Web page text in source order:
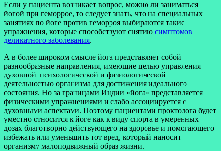
Если у пациента возникает вопрос, можно ли заниматься
йогой при геморрое, то следует знать, что на специальных
занятиях по йоге против геморроя выбираются такие
упражнения, которые способствуют снятию симптомов
деликатного заболевания.
А в более широком смысле йога представляет собой
разнообразные направления, имеющие целью управления
духовной, психологической и физиологической
деятельностью организма для достижения идеального
состояния. Но за границами Индии «йога» представляется
физическими упражнениями и слабо ассоциируется с
духовными аспектами. Поэтому пациентами проктолога будет
уместно относится к йоге как к виду спорта в умеренных
дозах благотворно действующего на здоровье и помогающего
избежать или уменьшить тот вред, который наносит
организму малоподвижный образ жизни.